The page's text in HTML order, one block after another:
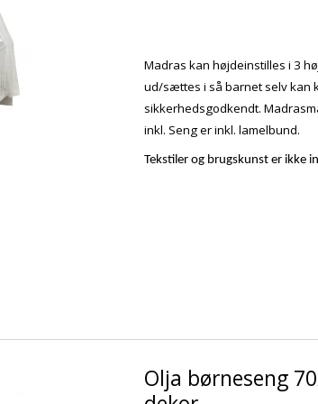
Madras kan højdeinstilles i 3
ud/sættes i så barnet selv kan
sikkerhedsgodkendt.
inkl. Seng er inkl. lamelbund.
Tekstiler og brugskunst er ikke
Olja børneseng